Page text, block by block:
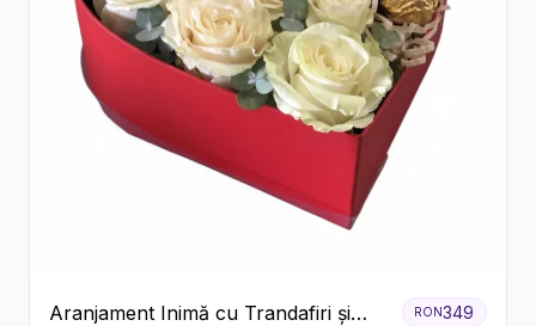
Aranjament Inimă cu Trandafiri și
RON349